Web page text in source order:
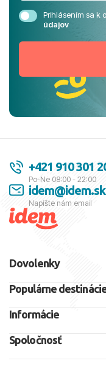
Prihlásením sa k
údajov
+421 910 301
Po-Ne 08:00 - 22:00
idem@idem.sk
Napíšte nám email
Dovolenky
Populárne
Informácie
Spoločnosť